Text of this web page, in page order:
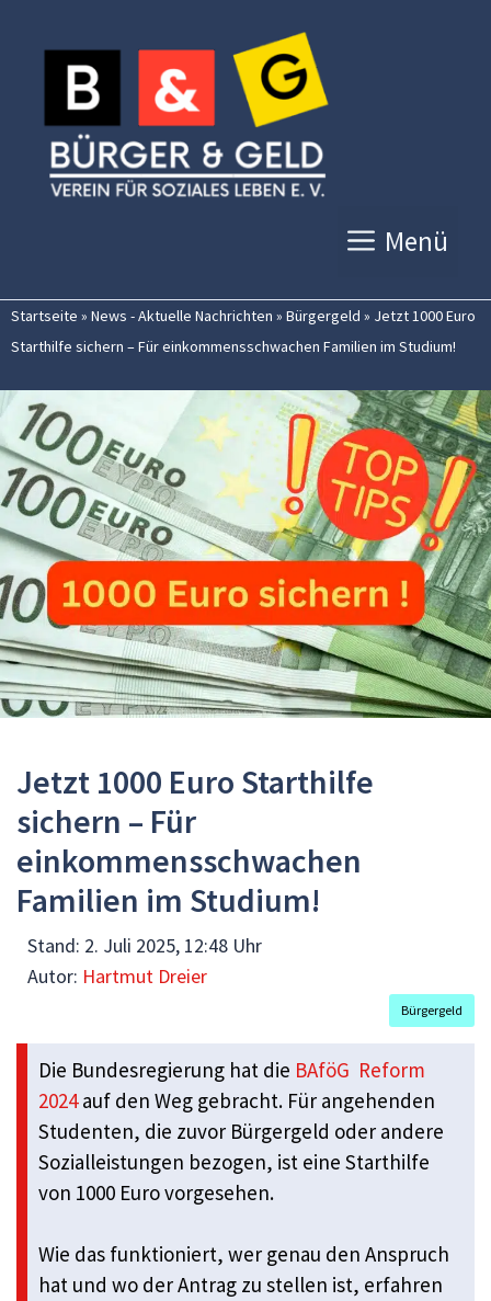
Inhalt
springen
Menü
Startseite » News - Aktuelle Nachrichten » Bürgergeld » Jetzt 1000 Euro
Starthilfe sichern – Für einkommensschwachen Familien im Studium!
Jetzt 1000 Euro Starthilfe
sichern – Für
einkommensschwachen
Familien im Studium!
Stand: 2. Juli 2025, 12:48 Uhr
Autor: Hartmut Dreier
Bürgergeld
Die Bundesregierung hat die BAföG Reform
2024auf den Weg gebracht. Für angehenden
Studenten, die zuvor Bürgergeld oder andere
Sozialleistungen bezogen, ist eine Starthilfe
von 1000 Euro vorgesehen.
Wie das funktioniert, wer genau den Anspruch
hat und wo der Antrag zu stellen ist, erfahren